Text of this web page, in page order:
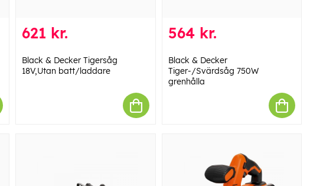
621 kr.
Black & Decker Tigersåg
18V,Utan batt/laddare
564 kr.
Black & Decker
Tiger-/Svärdsåg 750W
grenhålla